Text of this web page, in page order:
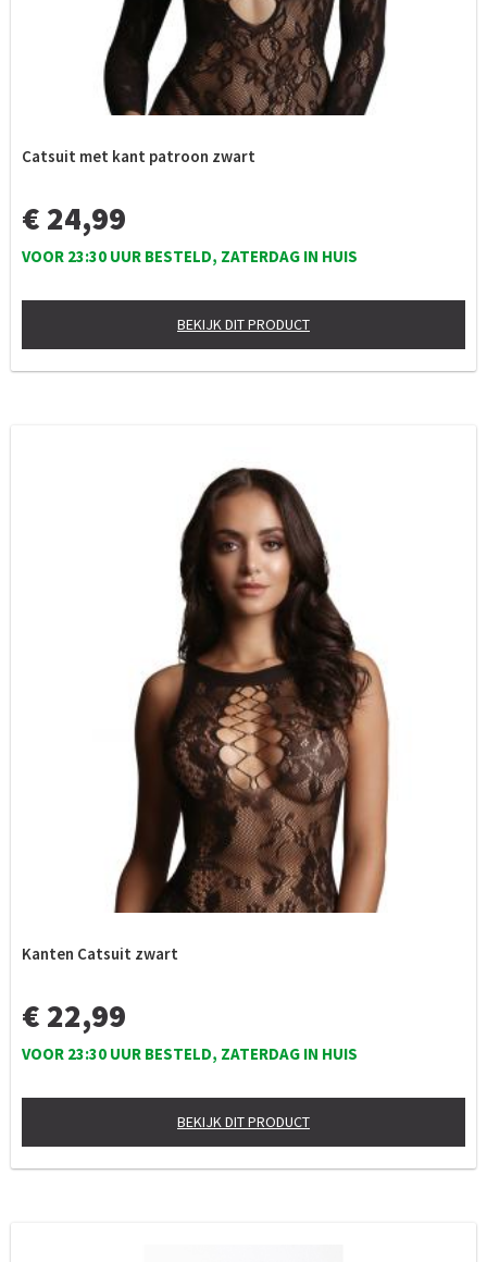
Catsuit met kant patroon zwart
€ 24,99
VOOR 23:30 UUR BESTELD, ZATERDAG IN HUIS
BEKIJK DIT PRODUCT
Kanten Catsuit zwart
€ 22,99
VOOR 23:30 UUR BESTELD, ZATERDAG IN HUIS
BEKIJK DIT PRODUCT